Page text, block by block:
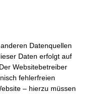
Datenquellen
Daten erfolgt auf
Websitebetreiber
fehlerfreien
– hierzu müssen